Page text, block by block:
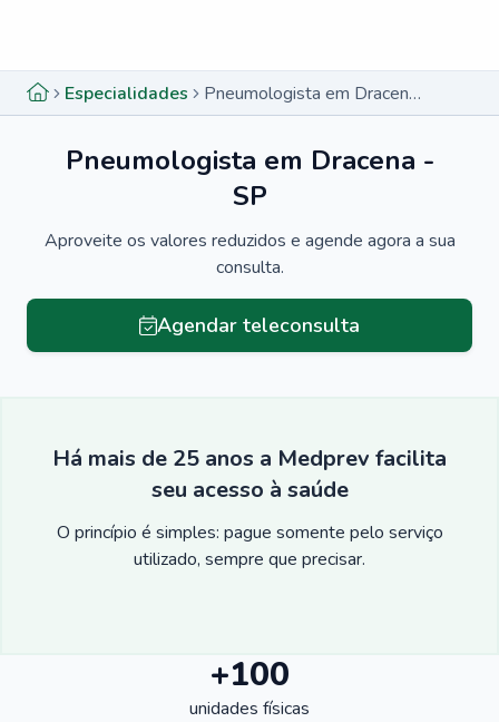
Especialidades Pneumologista em Dracena - SP
Pneumologista em Dracena -
SP
Aproveite os valores reduzidos e agende agora a sua
consulta.
Agendar teleconsulta
Há mais de 25 anos a Medprev facilita
seu acesso à saúde
O princípio é simples: pague somente pelo serviço
utilizado, sempre que precisar.
+100
unidades físicas